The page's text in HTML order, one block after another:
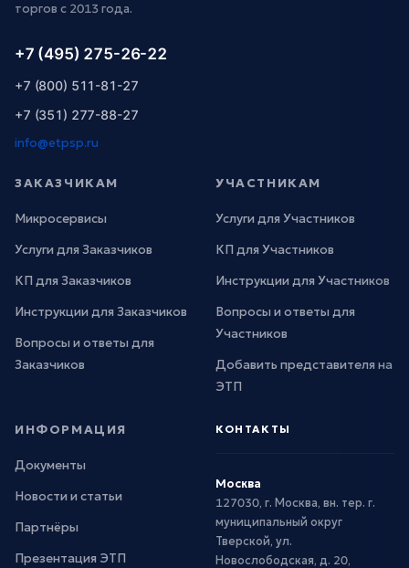
торгов с 2013 года.
+7 (495) 275-26-22
+7 (800) 511-81-27
+7 (351) 277-88-27
info@etpsp.ru
ЗАКАЗЧИКАМ
Микросервисы
Услуги для Заказчиков
КП для Заказчиков
Инструкции для Заказчиков
Вопросы и ответы для
Заказчиков
УЧАСТНИКАМ
Услуги для Участников
КП для Участников
Инструкции для Участников
Вопросы и ответы для
Участников
Добавить представителя на
ЭТП
ИНФОРМАЦИЯ
Документы
Новости и статьи
Партнёры
Презентация ЭТП
КОНТАКТЫ
Москва
127030, г. Москва, вн. тер. г.
муниципальный округ
Тверской, ул.
Новослободская, д. 20,